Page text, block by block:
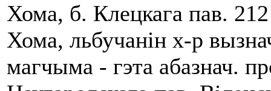
Хома, б. Клецкага пав.
Хома, льбучанiн х-р
магчыма - гэта абазнач.